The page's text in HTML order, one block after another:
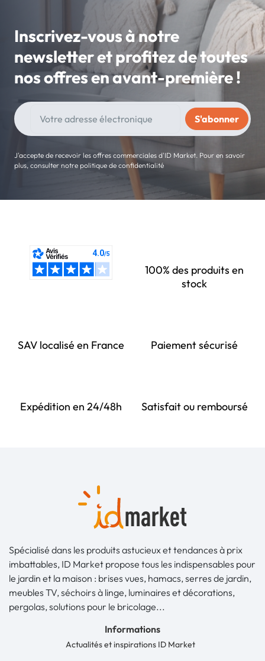
Inscrivez-vous à notre
newsletter et profitez de toutes
nos offres en avant-première !
J'accepte de recevoir les offres commerciales d'ID Market. Pour en savoir
plus, consulter notre politique de confidentialité
100% des produits en
stock
SAV localisé en France Paiement sécurisé
Expédition en 24/48h Satisfait ou remboursé
Spécialisé dans les produits astucieux et tendances à prix
imbattables, ID Market propose tous les indispensables pour
le jardin et la maison : brises vues, hamacs, serres de jardin,
meubles TV, séchoirs à linge, luminaires et décorations,
pergolas, solutions pour le bricolage...
Informations
Actualités et inspirations ID Market